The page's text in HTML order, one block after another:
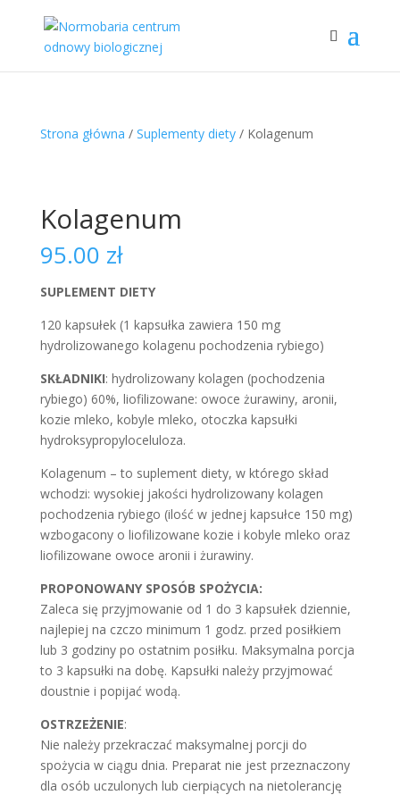
Strona główna / Suplementy diety/ Kolagenum
Kolagenum
95.00 zł
SUPLEMENT DIETY
120 kapsułek (1 kapsułka zawiera 150 mg
hydrolizowanego kolagenu pochodzenia rybiego)
SKŁADNIKI: hydrolizowany kolagen (pochodzenia
rybiego) 60%, liofilizowane: owoce żurawiny, aronii,
kozie mleko, kobyle mleko, otoczka kapsułki
hydroksypropyloceluloza.
Kolagenum – to suplement diety, w którego skład
wchodzi: wysokiej jakości hydrolizowany kolagen
pochodzenia rybiego (ilość w jednej kapsułce 150 mg)
wzbogacony o liofilizowane kozie i kobyle mleko oraz
liofilizowane owoce aronii i żurawiny.
PROPONOWANY SPOSÓB SPOŻYCIA:
Zaleca się przyjmowanie od 1 do 3 kapsułek dziennie,
najlepiej na czczo minimum 1 godz. przed posiłkiem
lub 3 godziny po ostatnim posiłku. Maksymalna porcja
to 3 kapsułki na dobę. Kapsułki należy przyjmować
doustnie i popijać wodą.
OSTRZEŻENIE:
Nie należy przekraczać maksymalnej porcji do
spożycia w ciągu dnia. Preparat nie jest przeznaczony
dla osób uczulonych lub cierpiących na nietolerancję